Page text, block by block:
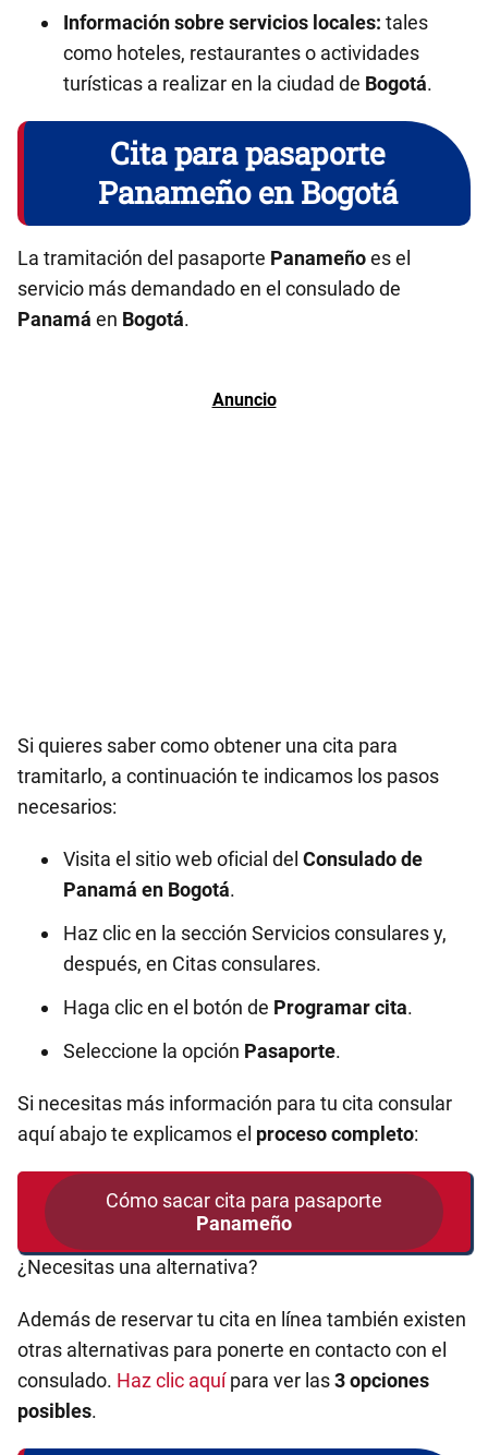
Información sobre servicios locales: tales
como hoteles, restaurantes o actividades
turísticas a realizar en la ciudad de Bogotá.
Cita para pasaporte
Panameño en Bogotá
La tramitación del pasaporte Panameñoes el
servicio más demandado en el consulado de
Panamá en Bogotá.
Si quieres saber como obtener una cita para
tramitarlo, a continuación te indicamos los pasos
necesarios:
Visita el sitio web oficial del Consulado de
Panamá en Bogotá.
Haz clic en la sección Servicios consulares y,
después, en Citas consulares.
Haga clic en el botón de Programar cita.
Seleccione la opción Pasaporte.
Si necesitas más información para tu cita consular
aquí abajo te explicamos el proceso completo:
Cómo sacar cita para pasaporte
Panameño
¿Necesitas una alternativa?
Además de reservar tu cita en línea también existen
otras alternativas para ponerte en contacto con el
consulado. Haz clic aquípara ver las3 opciones
posibles.